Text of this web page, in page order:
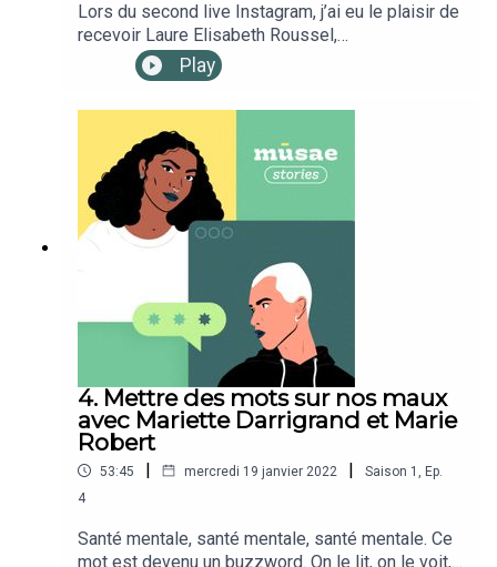
Lors du second live Instagram, j’ai eu le plaisir de
recevoir Laure Elisabeth Roussel,
hypnothérapeute et Patrick Skehan, fondateur de
Nightline France: une association qui a mis en
place un service d'écoute téléphonique nocturne
pour répondre à l'anxiété des étudiant·e·s. Une
hotline qui a malheureusement connu une hausse
importante des appels lors de la crise COVID et
de l'isolement social imposé. Un live qui fait un
état des lieux des services d'écoute
psychologique en France pour les étudiant·e·s,
propose des solutions et nous aide à mieux
comprendre le stress, l'anxiété, l'angoisse et les
combattre.Retrouvez-nous sur : Notre
InstagramNotre site webNotre newsletterEn
format vidéoPodcast produit par Studio Module
Direction Artistique par Siobhan Keane
Play
4. Mettre des mots sur nos maux
avec Mariette Darrigrand et Marie
Robert
53:45 | mercredi 19 janvier 2022 | Saison 1
Ep.
4
Santé mentale, santé mentale, santé mentale. Ce
mot est devenu un buzzword. On le lit, on le voit,